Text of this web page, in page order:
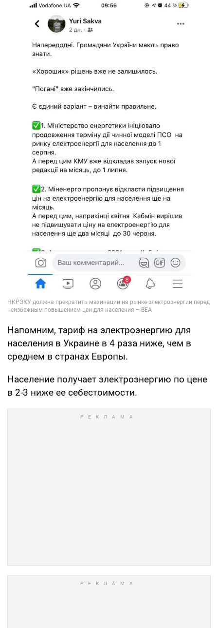
Напомним, тариф на электроэнергию для
населения в Украине в 4 раза ниже, чем в
среднем в странах Европы.
Население получает электроэнергию по цене
в 2-3 ниже ее себестоимости.